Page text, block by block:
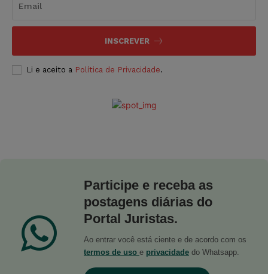
INSCREVER
Li e aceito a Política de Privacidade.
Participe e receba as
postagens diárias do
Portal Juristas.
Ao entrar você está ciente e de acordo com os
termos de uso e privacidade do Whatsapp.